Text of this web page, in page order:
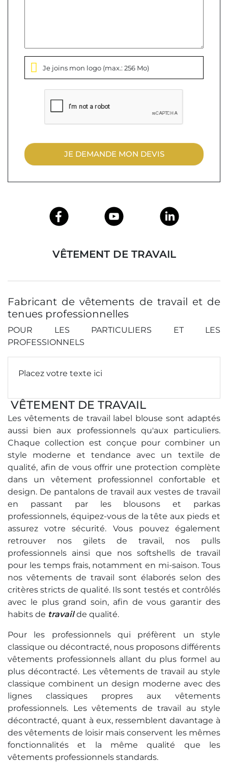
Je joins mon logo (max.: 256 Mo)
JE DEMANDE MON DEVIS
VÊTEMENT DE TRAVAIL
Fabricant de vêtements de travail et de
tenues professionnelles
POUR LES PARTICULIERS ET LES
PROFESSIONNELS
Placez votre texte ici
VÊTEMENT DE TRAVAIL
Les vêtements de travail label blouse sont adaptés
aussi bien aux professionnels qu'aux particuliers.
Chaque collection est conçue pour combiner un
style moderne et tendance avec un textile de
qualité, afin de vous offrir une protection complète
dans un vêtement professionnel confortable et
design. De pantalons de travail aux vestes de travail
en passant par les blousons et parkas
professionnels, équipez-vous de la tête aux pieds et
assurez votre sécurité. Vous pouvez également
retrouver nos gilets de travail, nos pulls
professionnels ainsi que nos softshells de travail
pour les temps frais, notamment en mi-saison. Tous
nos vêtements de travail sont élaborés selon des
critères stricts de qualité. Ils sont testés et contrôlés
avec le plus grand soin, afin de vous garantir des
habits de travailde qualité.
Pour les professionnels qui préfèrent un style
classique ou décontracté, nous proposons différents
vêtements professionnels allant du plus formel au
plus décontracté. Les vêtements de travail au style
classique combinent un design moderne avec des
lignes classiques propres aux vêtements
professionnels. Les vêtements de travail au style
décontracté, quant à eux, ressemblent davantage à
des vêtements de loisir mais conservent les mêmes
fonctionnalités et la même qualité que les
vêtements professionnels standards.